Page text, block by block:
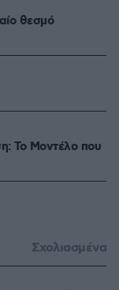
θεσμό
Το Mοντέλο που
Σχολιασμένα